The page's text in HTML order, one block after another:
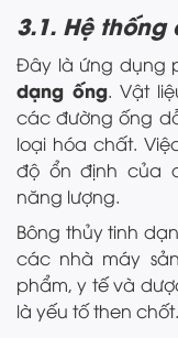
3.1. Hệ
Đây là ứng dụng
dạng ống. Vật
các đường ống
loại hóa chất.
độ ổn định của
năng lượng.
Bông thủy tinh
các nhà máy
phẩm, y tế và
là yếu tố then chốt.